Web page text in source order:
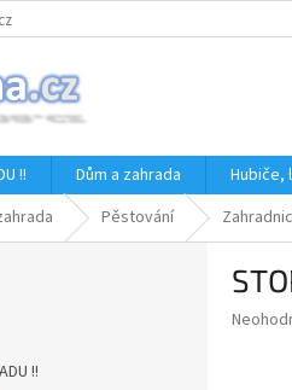
!! Dům a zahrada Hubiče,
Pěstování
!!